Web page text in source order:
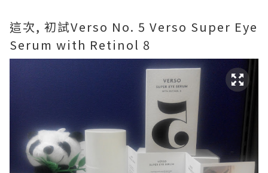
這次, 初試Verso No. 5 Verso Super Eye
Serum with Retinol 8